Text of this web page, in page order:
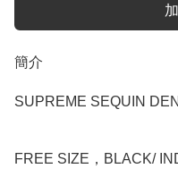
簡介
SUPREME SEQUIN
FREE SIZE，BLACK/